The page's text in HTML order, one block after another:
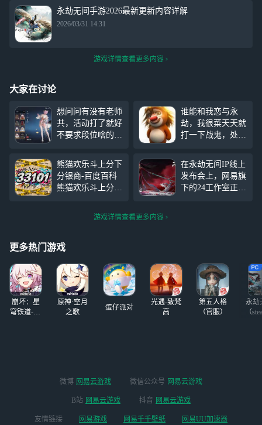
永劫无间手游2026最新更新内容详解
2026/03/31 14:31
游戏详情查看更多内容
大家在讨论
想问问有没有老师
共，活动打了就好
不要求段位啥的，
下周会入，过年会
抽福桃，然后神品
头发也是 决定慢
慢入手的。有殷紫
s2赛季金全，女角
有好看衣服
谁能和我恋与永
劫，我很菜天天就
打一下战鬼，处个
是卫生员 算个官
不会给你丢脸 谈
过两次恋爱 虽然
我还小 但我爱
熊猫欢乐斗上分下
分银商-百度百科
熊猫欢乐斗上分下
戏鼓励玩家组队
（最多4人）参与
流让协作闯关或互
乐。游戏大厅设计
成一个大型的互动
广场，玩家可以
在永劫无间IP线上
发布会上，网易旗
下的24工作室正式
技，只此一家”的
竞技手游首次曝光
后，全网预约量已
突破3000万，即将
迎来公测。对于设
没有网页版，但这
里推荐一个通过云
游玩的方法。想来
游戏详情查看更多内容
更多热门游戏
崩坏：星
穹铁道-4.4
原神·空月
之歌
蛋仔派对
光遇-致梵
高
第五人格
（官服）
永劫
（
微博 网易云游戏 微信公众号 网易云游戏
B站 网易云游戏 抖音 网易云游戏
友情链接 网易游戏 网易千千壁纸 网易UU加速器